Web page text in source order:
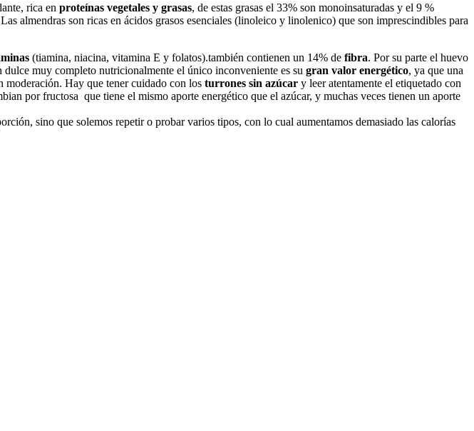
rica en proteínas vegetales y grasas, de estas grasas el 33% son monoinsaturadas y el 9 %
almendras son ricas en ácidos grasos esenciales (linoleico y linolenico) que son imprescindibles para
(tiamina, niacina, vitamina E y folatos).también contienen un 14% de fibra. Por su parte el huevo
muy completo nutricionalmente el único inconveniente es su gran valor energético, ya que una
moderación. Hay que tener cuidado con los turrones sin azúcar y leer atentamente el etiquetado con
por fructosa que tiene el mismo aporte energético que el azúcar, y muchas veces tienen un aporte
sino que solemos repetir o probar varios tipos, con lo cual aumentamos demasiado las calorías